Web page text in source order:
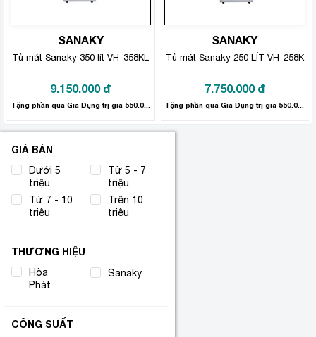
SANAKY
Tủ mát Sanaky 350 lít VH-358KL
9.150.000 đ
SANAKY
Tủ mát Sanaky 250 LÍT VH-258K
7.750.000 đ
GIÁ BÁN
Dưới 5
triệu
Từ 5 - 7
triệu
Từ 7 - 10
triệu
Trên 10
triệu
THƯƠNG HIỆU
Hòa
Phát
Sanaky
CÔNG SUẤT